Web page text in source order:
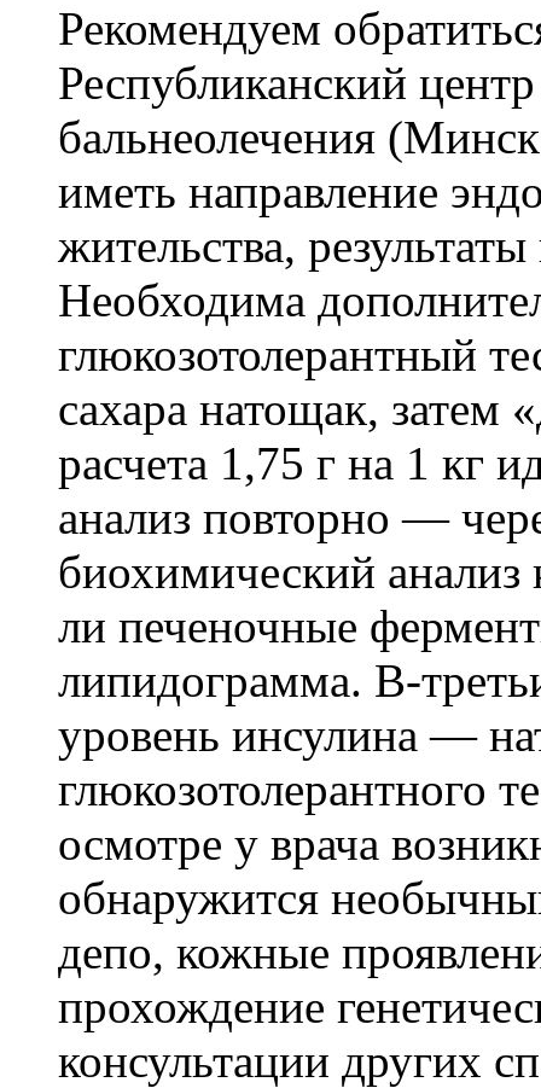
Рекомендуем
Республиканский
бальнеолечения
иметь направление
жительства,
Необходима
глюкозотолерантный
сахара натощак, затем
расчета 1,75 г на 1 кг
анализ повторно —
биохимический
ли печеночные
липидограмма. В-
уровень инсулина —
глюкозотолерантного
осмотре у врача
обнаружится
депо, кожные
прохождение
консультации других